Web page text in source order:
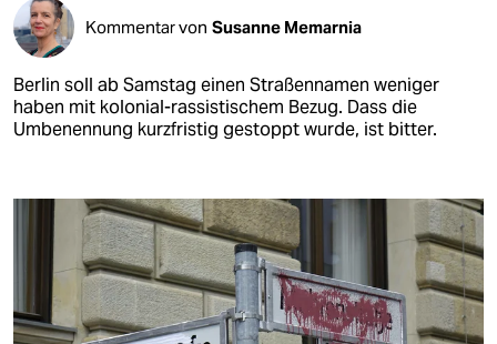
Kommentar von Susanne Memarnia
Berlin soll ab Samstag einen Straßennamen weniger
haben mit kolonial-rassistischem Bezug. Dass die
Umbenennung kurzfristig gestoppt wurde, ist bitter.